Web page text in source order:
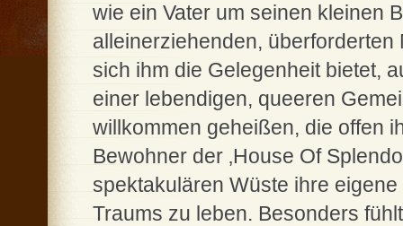
wie ein Vater um seinen kleinen
alleinerziehenden,
sich ihm die Gelegenheit bietet,
einer lebendigen, queeren
willkommen geheißen, die offen
Bewohner der ‚House Of
spektakulären Wüste ihre
Traums zu leben. Besonders